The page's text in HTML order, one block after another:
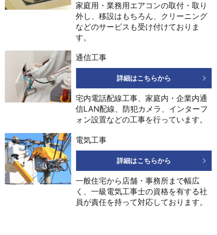
家庭用・業務用エアコンの取付・取り
外し、移設はもちろん、クリーニング
などのサービスも受け付けておりま
す。
通信工事
詳細はこちらから
宅内電話配線工事、家庭内・企業内通
信LAN配線、防犯カメラ、インターフ
ォン設置などの工事を行っています。
電気工事
詳細はこちらから
一般住宅から店舗・事務所まで幅広
く、一級電気工事士の資格を有する社
員が責任を持って対応しております。